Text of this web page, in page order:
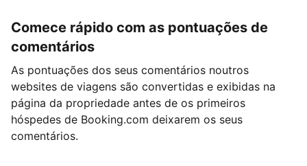
Comece rápido com as pontuações de
comentários
As pontuações dos seus comentários noutros
websites de viagens são convertidas e exibidas na
página da propriedade antes de os primeiros
hóspedes de Booking.com deixarem os seus
comentários.